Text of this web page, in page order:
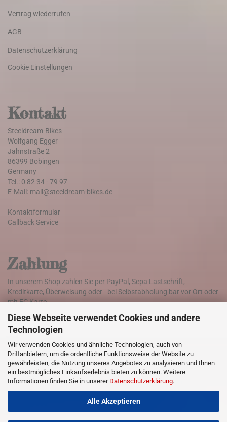
Diese Webseite verwendet Cookies und andere
Technologien
Wir verwenden Cookies und ähnliche Technologien, auch von
Drittanbietern, um die ordentliche Funktionsweise der Website zu
gewährleisten, die Nutzung unseres Angebotes zu analysieren und Ihnen
ein bestmögliches Einkaufserlebnis bieten zu können. Weitere
Informationen finden Sie in unserer Datenschutzerklärung.
Alle Akzeptieren
Vertrag wiederrufen
AGB
Datenschutzerklärung
Cookie Einstellungen
Kontakt
Steeldream-Bikes
Wolfgang Egger
Jahnstraße 2
86399 Bobingen
Germany
Tel.: 0 82 34 - 79 97
E-Mail: mail@steeldream-bikes.de
Kontaktformular
Callback Service
Zahlung
In unserem Shop zahlen Sie per PayPal, Sepa Lastschrift,
Kreditkarte, Überweisung oder - bei Selbstabholung bar vor Ort oder
mit EC Karte.
Versand
Die Lieferung der Ware erfolgt weltweit mit DHL
Klicken Sie hier für Informationen zu den Versandkosten